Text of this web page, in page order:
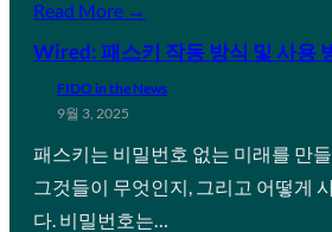
Read More →
Wired: 패스키 작동 방식 및 사용
FIDO in the News
9월 3, 2025
패스키는 비밀번호 없는 미래를 만
그것들이 무엇인지, 그리고 어떻게
다. 비밀번호는…